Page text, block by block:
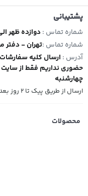
پشتیبانی
شماره تماس : 09391203942 -
شماره تماس :تهران - دفتر
آدرس : ارسال کلیه
حضوری نداریم فقط از
چهارشنبه
ارسال از طریق پیک تا ۲ روز بعد کاری
محصولات